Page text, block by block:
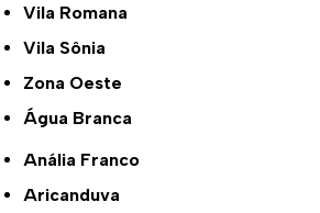
Vila Romana
Vila Sônia
Zona Oeste
Água Branca
Anália Franco
Aricanduva